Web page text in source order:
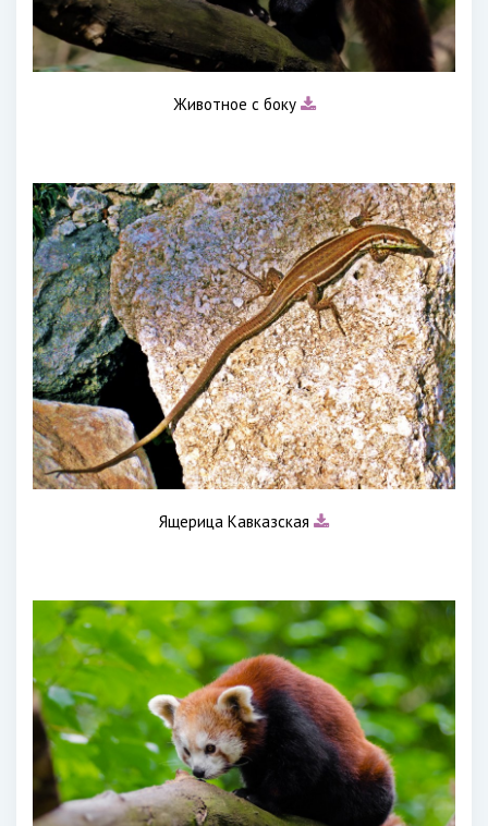
Животное с боку
Ящерица Кавказская